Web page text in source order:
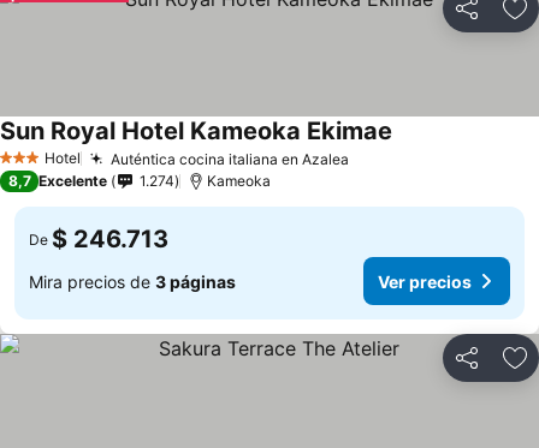
Compartir
3 Estrellas
Hotel Auténtica cocina italiana en Azalea
Sun Royal Hotel Kameoka Ekimae
8,7 Excelente 1.274 Kameoka
De $ 246.713
Mira precios de 3 páginas Ver precios
Compartir